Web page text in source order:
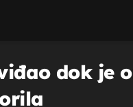
dok je